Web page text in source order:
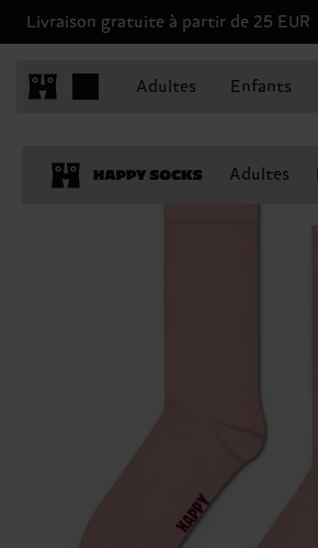
Livraison gratuite à partir de 25 EUR
Adultes Enfants
Adultes